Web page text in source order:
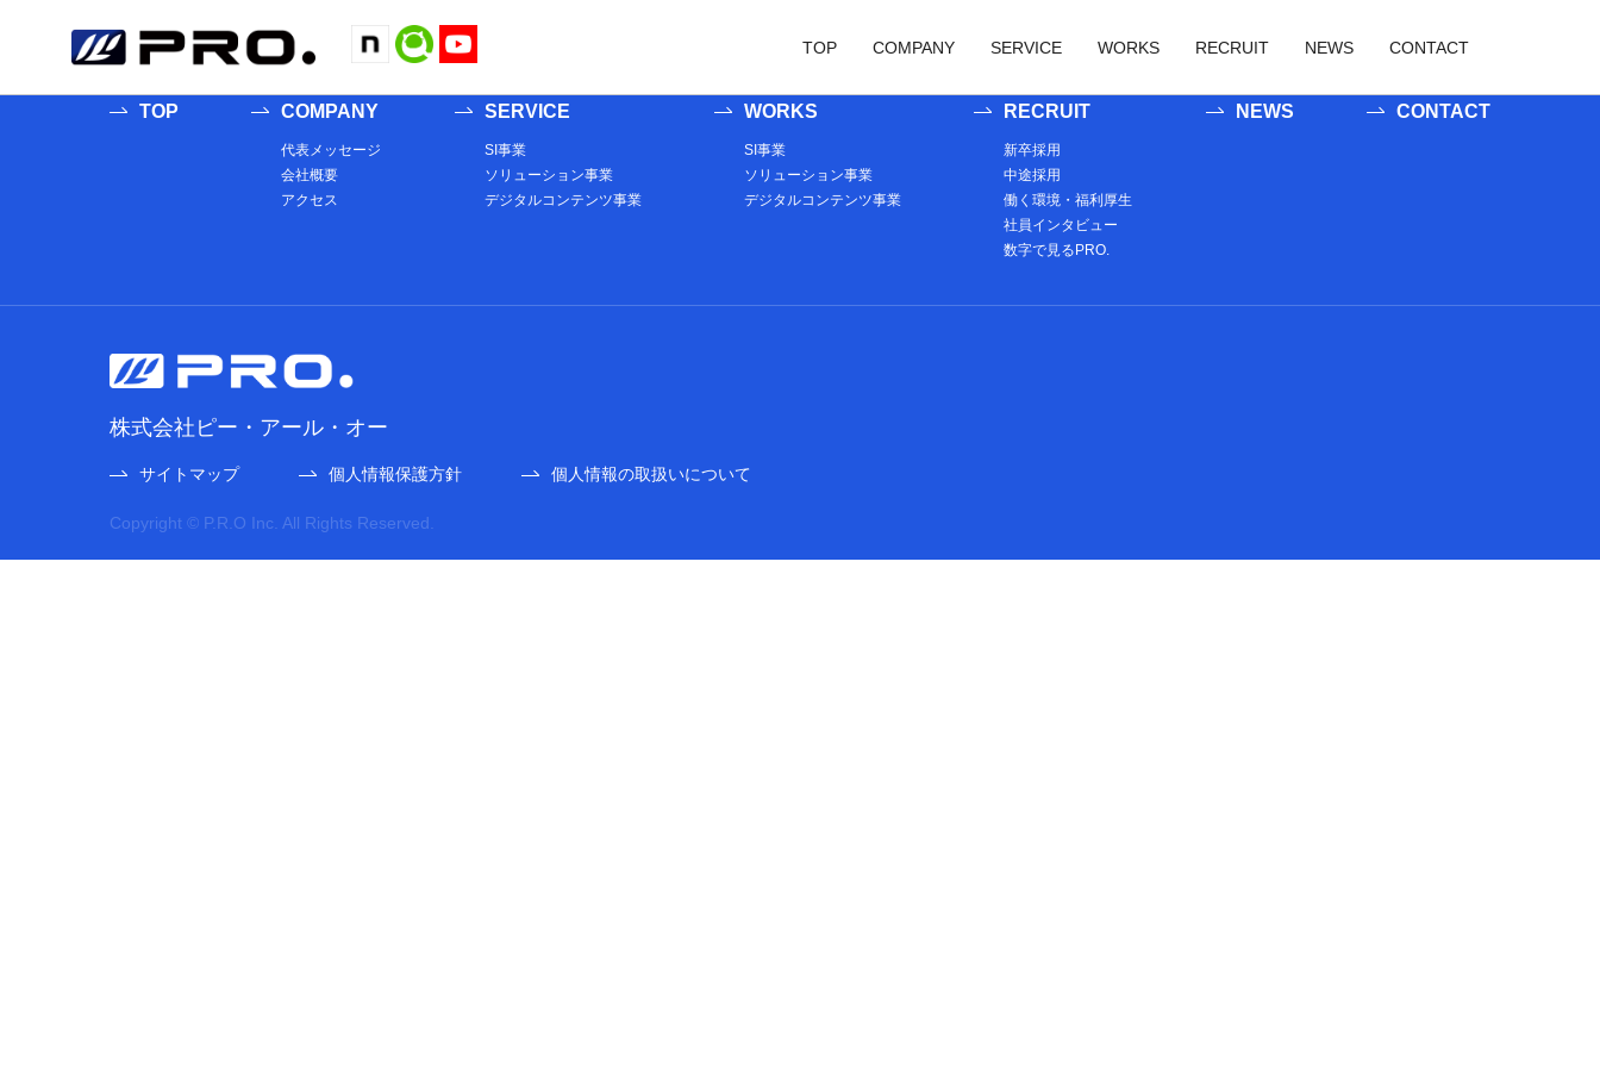
TOP COMPANY
会社概要
SERVICE
ソリューション事業
デジタルコンテンツ事業
WORKS
ソリューション事業
デジタルコンテンツ事業
RECRUIT NEWS CONTACT
する内容をここに記述する## ##記事の有無にかかわらず表示する内容をここに記述する##
TOP COMPANY
代表メッセージ
会社概要
アクセス
SERVICE
SI事業
ソリューション事業
デジタルコンテンツ事業
WORKS
SI事業
ソリューション事業
デジタルコンテンツ事業
RECRUIT
新卒採用
中途採用
働く環境・福利厚生
社員インタビュー
数字で見るPRO.
NEWS CONTACT
株式会社ピー・アール・オー
サイトマップ 個人情報保護方針 個人情報の取扱いについて
Copyright © P.R.O Inc. All Rights Reserved.